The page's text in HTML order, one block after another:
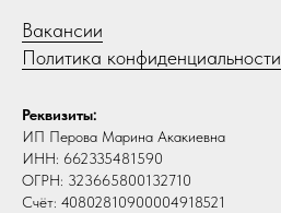
Вакансии
Политика конфиденциальности
Реквизиты:
ИП Перова Марина Акакиевна
ИНН: 662335481590
ОГРН: 323665800132710
Счёт: 40802810900004918521